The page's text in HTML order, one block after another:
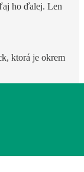
ho ďalej. Len
ktorá je okrem